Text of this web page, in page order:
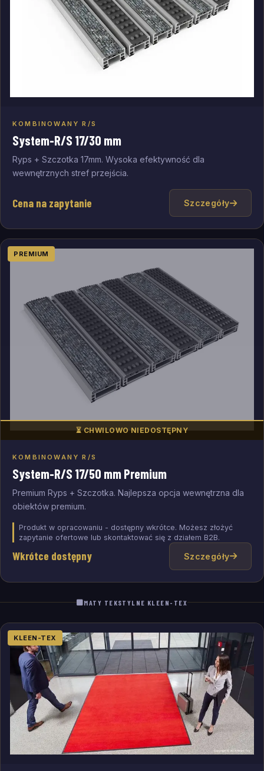
KOMBINOWANY R/S
System-R/S 17/30 mm
Ryps + Szczotka 17mm. Wysoka efektywność dla
wewnętrznych stref przejścia.
Cena na zapytanie Szczegóły
PREMIUM
⏳ CHWILOWO NIEDOSTĘPNY
KOMBINOWANY R/S
System-R/S 17/50 mm Premium
Premium Ryps + Szczotka. Najlepsza opcja wewnętrzna dla
obiektów premium.
Produkt w opracowaniu - dostępny wkrótce. Możesz złożyć
zapytanie ofertowe lub skontaktować się z działem B2B.
Wkrótce dostępny Szczegóły
MATY TEKSTYLNE KLEEN-TEX
KLEEN-TEX